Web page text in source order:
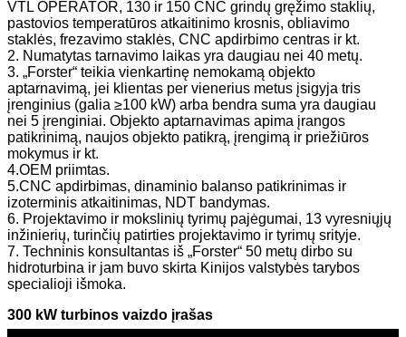
VTL OPERATOR, 130 ir 150 CNC grindų gręžimo staklių,
pastovios temperatūros atkaitinimo krosnis, obliavimo
staklės, frezavimo staklės, CNC apdirbimo centras ir kt.
2. Numatytas tarnavimo laikas yra daugiau nei 40 metų.
3. „Forster“ teikia vienkartinę nemokamą objekto
aptarnavimą, jei klientas per vienerius metus įsigyja tris
įrenginius (galia ≥100 kW) arba bendra suma yra daugiau
nei 5 įrenginiai. Objekto aptarnavimas apima įrangos
patikrinimą, naujos objekto patikrą, įrengimą ir priežiūros
mokymus ir kt.
4.OEM priimtas.
5.CNC apdirbimas, dinaminio balanso patikrinimas ir
izoterminis atkaitinimas, NDT bandymas.
6. Projektavimo ir mokslinių tyrimų pajėgumai, 13 vyresniųjų
inžinierių, turinčių patirties projektavimo ir tyrimų srityje.
7. Techninis konsultantas iš „Forster“ 50 metų dirbo su
hidroturbina ir jam buvo skirta Kinijos valstybės tarybos
specialioji išmoka.
300 kW turbinos vaizdo įrašas